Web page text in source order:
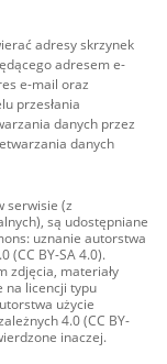
adresy skrzynek
adresem e-
e-mail oraz
przesłania
danych przez
danych
serwisie (z
są udostępniane
uznanie autorstwa
(CC BY-SA 4.0).
zdjęcia, materiały
na licencji typu
użycie
4.0 (CC BY-
inaczej.